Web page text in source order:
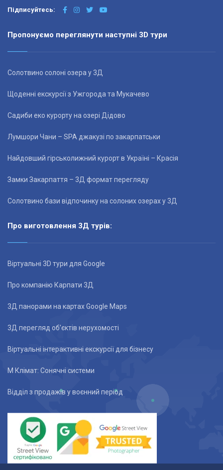
Підписуйтесь:
Пропонуємо переглянути наступні 3D тури
Солотвино солоні озера у 3Д
Щоденні екскурсії з Ужгорода та Мукачево
Садиби еко курорту на озері Дідово
Лумшори Чани – SPA джакузі по закарпатськи
Найдовший гірськолижний курорт в Україні – Красія
Замки Закарпаття – 3Д формат перегляду
Солотвино бази відпочинку на солоних озерах у 3Д
Про виготовлення 3Д турів:
Віртуальні 3D тури для Google
Про компанію Карпати 3Д
3Д панорами на картах Google Maps
3Д перегляд об’єктів нерухомості
Віртуальні інтерактивні екскурсії для бізнесу
М Клімат: Сонячні системи
Відділ з продажів у воєнний період